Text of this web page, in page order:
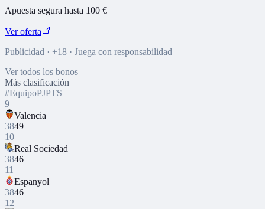
Apuesta segura hasta 100 €
Ver oferta
Publicidad · +18 · Juega con responsabilidad
Ver todos los bonos
Más clasificación
#EquipoPJPTS
9
Valencia
3849
10
Real Sociedad
3846
11
Espanyol
3846
12